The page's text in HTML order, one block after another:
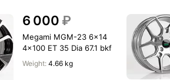
6 000 ₽
Megami MGM-23 6x14
4x100 ET 35 Dia 67.1 bkf
Weight: 4.66 kg